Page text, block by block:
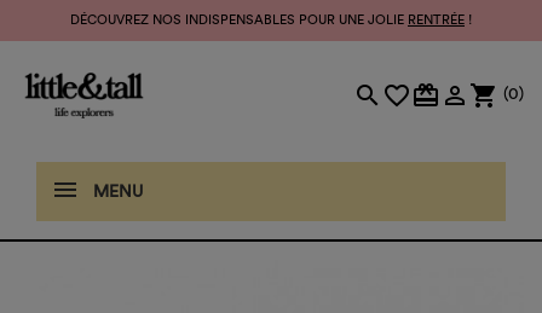
DÉCOUVREZ NOS INDISPENSABLES POUR UNE JOLIE RENTRÉE !
search favorite_bordercard_giftcard  shopping_cart (0)
MENU